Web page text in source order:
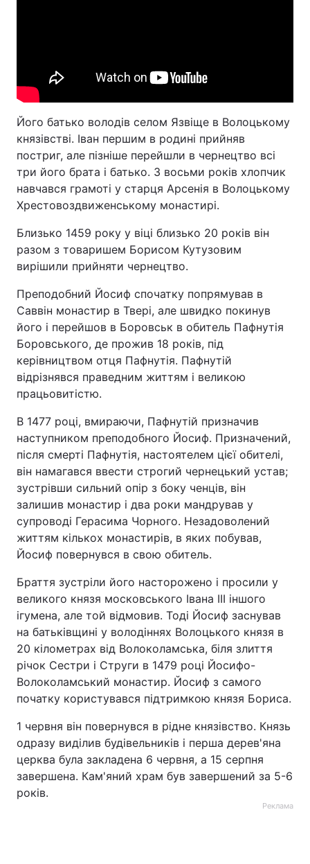
Його батько володів селом Язвіще в Волоцькому
князівстві. Іван першим в родині прийняв
постриг, але пізніше перейшли в чернецтво всі
три його брата і батько. З восьми років хлопчик
навчався грамоті у старця Арсенія в Волоцькому
Хрестовоздвиженському монастирі.
Близько 1459 року у віці близько 20 років він
разом з товаришем Борисом Кутузовим
вирішили прийняти чернецтво.
Преподобний Йосиф спочатку попрямував в
Саввін монастир в Твері, але швидко покинув
його і перейшов в Боровськ в обитель Пафнутія
Боровського, де прожив 18 років, під
керівництвом отця Пафнутія. Пафнутій
відрізнявся праведним життям і великою
працьовитістю.
В 1477 році, вмираючи, Пафнутій призначив
наступником преподобного Йосиф. Призначений,
після смерті Пафнутія, настоятелем цієї обителі,
він намагався ввести строгий чернецький устав;
зустрівши сильний опір з боку ченців, він
залишив монастир і два роки мандрував у
супроводі Герасима Чорного. Незадоволений
життям кількох монастирів, в яких побував,
Йосиф повернувся в свою обитель.
Браття зустріли його насторожено і просили у
великого князя московського Івана III іншого
ігумена, але той відмовив. Тоді Йосиф заснував
на батьківщині у володіннях Волоцького князя в
20 кілометрах від Волоколамська, біля злиття
річок Сестри і Струги в 1479 році Йосифо-
Волоколамський монастир. Йосиф з самого
початку користувався підтримкою князя Бориса.
1 червня він повернувся в рідне князівство. Князь
одразу виділив будівельників і перша дерев'яна
церква була закладена 6 червня, а 15 серпня
завершена. Кам'яний храм був завершений за 5-6
років.
Реклама